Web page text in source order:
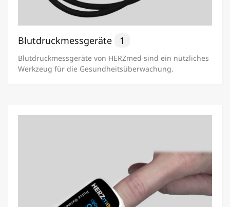
Blutdruckmessgeräte 1
Blutdruckmessgeräte von HERZmed sind ein nützliches
Werkzeug für die Gesundheitsüberwachung.